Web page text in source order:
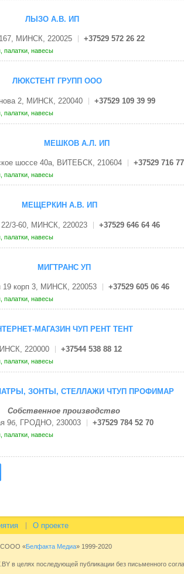
ЛЫЗО А.В. ИП
МИНСК, 220025 +37529 572 26 22
палатки, навесы
ЛЮКСТЕНТ ГРУПП ООО
2, МИНСК, 220040 +37529 109 39 99
палатки, навесы
МЕШКОВ А.Л. ИП
шоссе 40а, ВИТЕБСК, 210604 +37529 716
палатки, навесы
МЕЩЕРКИН А.В. ИП
22/3-60, МИНСК, 220023 +37529 646 64 46
палатки, навесы
МИГТРАНС УП
19 корп 3, МИНСК, 220053 +37529 605 06 46
палатки, навесы
МАГАЗИН ЧУП РЕНТ ТЕНТ
220000 +37544 538 88 12
палатки, навесы
ЗОНТЫ, СТЕЛЛАЖИ ЧТУП ПРОФИМАР
Собственное производство
9б, ГРОДНО, 230003
+37529 784 52 70
палатки, навесы
О проекте
«Белфакта Медиа» 1999-2020
в целях последующей публикации без письменного